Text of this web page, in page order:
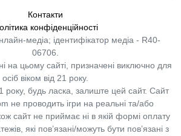
Контакти
конфіденційності
медіа; ідентифікатор медіа - R40-
06706.
на цьому сайті, призначені виключно для
осіб віком від 21 року.
будь ласка, залиште цей сайт. Сайт
не проводить ігри на реальні та/або
сайт не приймає ні в якій формі оплату
які пов’язані/можуть бути пов’язані з